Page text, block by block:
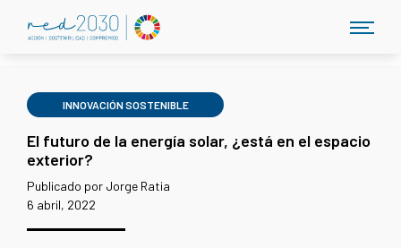
INNOVACIÓN SOSTENIBLE
El futuro de la energía solar, ¿está en el espacio
exterior?
Publicado por Jorge Ratia
6 abril, 2022